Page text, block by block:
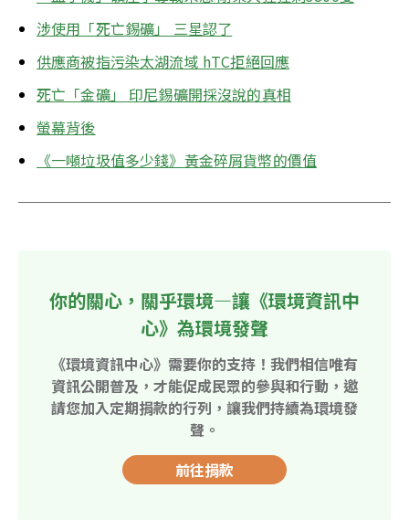
涉使用「死亡錫礦」 三星認了
供應商被指污染太湖流域 hTC拒絕回應
死亡「金礦」 印尼錫礦開採沒說的真相
螢幕背後
《一噸垃圾值多少錢》黃金碎屑貨幣的價值
你的關心，關乎環境—讓《環境資訊中
心》為環境發聲
《環境資訊中心》需要你的支持！我們相信唯有
資訊公開普及，才能促成民眾的參與和行動，邀
請您加入定期捐款的行列，讓我們持續為環境發
聲。
前往捐款